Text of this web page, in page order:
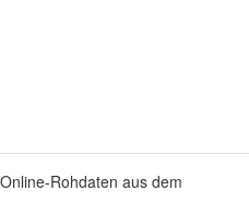
Rohdaten aus dem